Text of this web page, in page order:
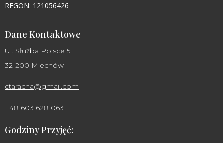
REGON: 121056426
Dane Kontaktowe
Ul. Służba Polsce 5,
32-200 Miechów
ctaracha@gmail.com
+48 603 628 063
Godziny Przyjęć: